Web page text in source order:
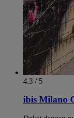
4.3 / 5
ibis Milano